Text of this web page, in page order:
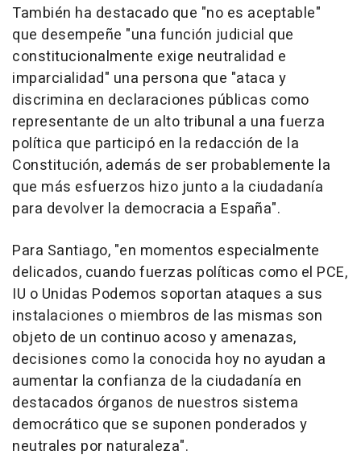
También ha destacado que "no es aceptable"
que desempeñe "una función judicial que
constitucionalmente exige neutralidad e
imparcialidad" una persona que "ataca y
discrimina en declaraciones públicas como
representante de un alto tribunal a una fuerza
política que participó en la redacción de la
Constitución, además de ser probablemente la
que más esfuerzos hizo junto a la ciudadanía
para devolver la democracia a España".
Para Santiago, "en momentos especialmente
delicados, cuando fuerzas políticas como el PCE,
IU o Unidas Podemos soportan ataques a sus
instalaciones o miembros de las mismas son
objeto de un continuo acoso y amenazas,
decisiones como la conocida hoy no ayudan a
aumentar la confianza de la ciudadanía en
destacados órganos de nuestros sistema
democrático que se suponen ponderados y
neutrales por naturaleza".